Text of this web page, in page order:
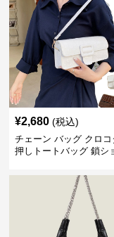
¥2,680 (税込)
チェーン バッグ クロコ
押しトートバッグ 鎖シ